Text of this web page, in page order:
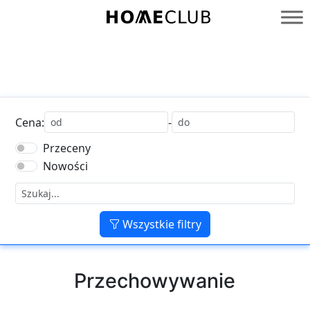
Homeclub
Cena:
-
Przeceny
Nowości
Wszystkie filtry
Przechowywanie